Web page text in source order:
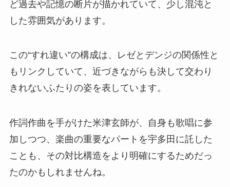
ど過去や記憶の断片が描かれていて、少し混沌と
した雰囲気があります。
この“すれ違い”の構成は、レゼとデンジの関係性と
もリンクしていて、近づきながらも決して交わり
きれないふたりの姿を表しています。
作詞作曲を手がけた米津玄師が、自身も歌唱に参
加しつつ、楽曲の重要なパートを宇多田に託した
ことも、その対比構造をより明確にするためだっ
たのかもしれませんね。